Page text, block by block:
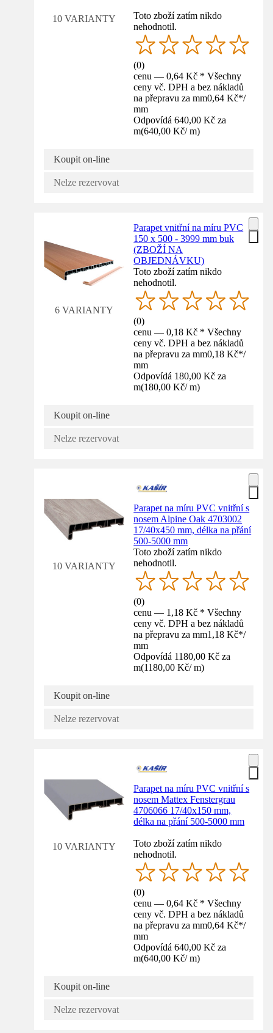
10 VARIANTY
Toto zboží zatím nikdo
nehodnotil.
(0)
cenu — 0,64 Kč * Všechny
ceny vč. DPH a bez nákladů
na přepravu za mm0,64 Kč*/
mm
Odpovídá 640,00 Kč za
m(640,00 Kč/ m)
Koupit on-line
Nelze rezervovat
6 VARIANTY
Parapet vnitřní na míru PVC
150 x 500 - 3999 mm buk
(ZBOŽÍ NA
OBJEDNÁVKU)
Toto zboží zatím nikdo
nehodnotil.
(0)
cenu — 0,18 Kč * Všechny
ceny vč. DPH a bez nákladů
na přepravu za mm0,18 Kč*/
mm
Odpovídá 180,00 Kč za
m(180,00 Kč/ m)
Koupit on-line
Nelze rezervovat
10 VARIANTY
Parapet na míru PVC vnitřní s
nosem Alpine Oak 4703002
17/40x450 mm, délka na přání
500-5000 mm
Toto zboží zatím nikdo
nehodnotil.
(0)
cenu — 1,18 Kč * Všechny
ceny vč. DPH a bez nákladů
na přepravu za mm1,18 Kč*/
mm
Odpovídá 1180,00 Kč za
m(1180,00 Kč/ m)
Koupit on-line
Nelze rezervovat
10 VARIANTY
Parapet na míru PVC vnitřní s
nosem Mattex Fenstergrau
4706066 17/40x150 mm,
délka na přání 500-5000 mm
Toto zboží zatím nikdo
nehodnotil.
(0)
cenu — 0,64 Kč * Všechny
ceny vč. DPH a bez nákladů
na přepravu za mm0,64 Kč*/
mm
Odpovídá 640,00 Kč za
m(640,00 Kč/ m)
Koupit on-line
Nelze rezervovat